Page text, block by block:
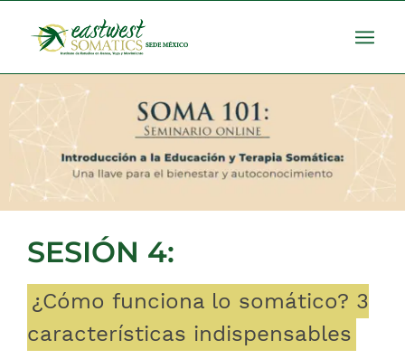
SESIÓN 4:
¿Cómo funciona lo somático? 3
características indispensables